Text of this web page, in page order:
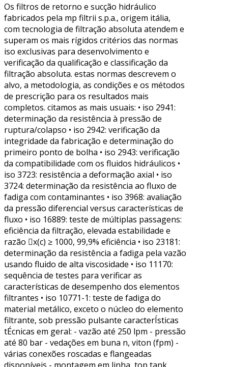
Os filtros de retorno e sucção hidráulico
fabricados pela mp filtrii s.p.a., origem itália,
com tecnologia de filtração absoluta atendem e
superam os mais rígidos critérios das normas
iso exclusivas para desenvolvimento e
verificação da qualificação e classificação da
filtração absoluta. estas normas descrevem o
alvo, a metodologia, as condições e os métodos
de prescrição para os resultados mais
completos. citamos as mais usuais: • iso 2941:
determinação da resistência à pressão de
ruptura/colapso • iso 2942: verificação da
integridade da fabricação e determinação do
primeiro ponto de bolha • iso 2943: verificação
da compatibilidade com os fluidos hidráulicos •
iso 3723: resistência a deformação axial • iso
3724: determinação da resistência ao fluxo de
fadiga com contaminantes • iso 3968: avaliação
da pressão diferencial versus características de
fluxo • iso 16889: teste de múltiplas passagens:
eficiência da filtração, elevada estabilidade e
razão x(c) ≥ 1000, 99,9% eficiência • iso 23181:
determinação da resistência a fadiga pela vazão
usando fluido de alta viscosidade • iso 11170:
sequência de testes para verificar as
características de desempenho dos elementos
filtrantes • iso 10771-1: teste de fadiga do
material metálico, exceto o núcleo do elemento
filtrante, sob pressão pulsante caracterÍsticas
tÉcnicas em geral: - vazão até 250 lpm - pressão
até 80 bar - vedações em buna n, viton (fpm) -
várias conexões roscadas e flangeadas
disponíveis - montagem em linha, top tank,